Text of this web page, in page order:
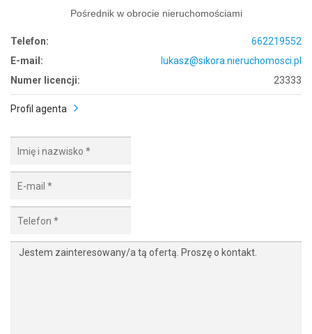
Pośrednik w obrocie nieruchomościami
Telefon:
662219552
E-mail:
lukasz@sikora.nieruchomosci.pl
Numer licencji:
23333
Profil agenta